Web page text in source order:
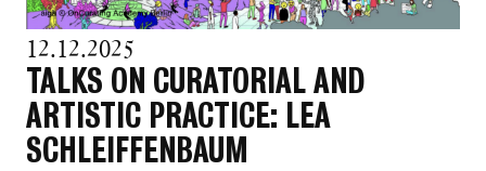
12.12.2025
TALKS ON CURATORIAL AND
ARTISTIC PRACTICE: LEA
SCHLEIFFENBAUM